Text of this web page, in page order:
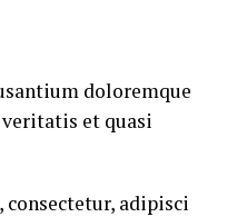
doloremque
et quasi
adipisci